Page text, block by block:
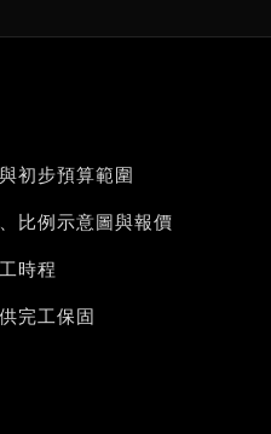
初步預算範圍
比例示意圖與報價
時程
完工保固